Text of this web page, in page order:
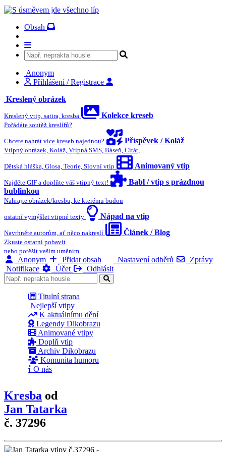
Obsah
Anonym
Přihlášení / Registrace
Kreslený obrázek
Kreslený vtip, satira, kresba Kolekce kreseb
Pořádáte soutěž kreslířů?
Chcete nahrát více kreseb najednou? Příspěvek / Koláž
Vtipný obrázek, Koláž, Vtipná SMS, Báseň, Citát,
Dětská hláška, Glosa, Teorie, Slovní vtip Animovaný vtip
Najděte GIF a doplňte váš vtipný text!
Babl / vtip s prázdnou
bublinkou
Nahrajte obrázek/kresbu, ke kterému budou
ostatní vymýšlet vtipné texty Nápad na vtip
Navrhněte autorům, ať něco nakreslí Článek / Blog
Zkuste ostatní pobavit
nebo potěšit vašim uměním
Anonym Přidat obsah Nastavení odběrů
Zprávy
Notifikace
Účet Odhlásit
Titulní strana
Nejlepší vtipy
K aktuálnímu dění
Legendy Dikobrazu
Animované vtipy
Doplň vtip
Archiv Dikobrazu
Komunita humoru
O nás
Kresba od
Jan Tatarka
č. 37296